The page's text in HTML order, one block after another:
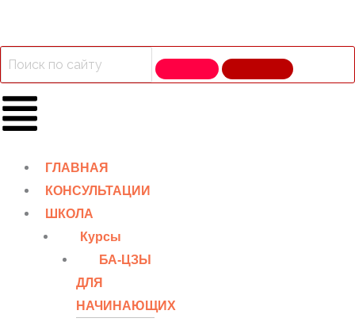
ГЛАВНАЯ
КОНСУЛЬТАЦИИ
ШКОЛА
Курсы
БА-ЦЗЫ
ДЛЯ
НАЧИНАЮЩИХ